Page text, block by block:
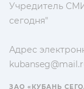
Учредитель
сегодня"
Адрес
ЗАО «КУБАНЬ